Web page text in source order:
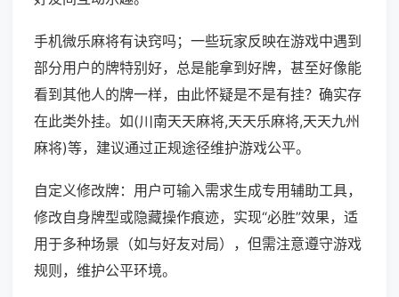
手机微乐麻将有诀窍吗；一些玩家反映在游戏中遇到
部分用户的牌特别好，总是能拿到好牌，甚至好像能
看到其他人的牌一样，由此怀疑是不是有挂？确实存
在此类外挂。如(川南天天麻将,天天乐麻将,天天九州
麻将)等，建议通过正规途径维护游戏公平。
自定义修改牌：用户可输入需求生成专用辅助工具，
修改自身牌型或隐藏操作痕迹，实现“必胜”效果，适
用于多种场景（如与好友对局），但需注意遵守游戏
规则，维护公平环境。